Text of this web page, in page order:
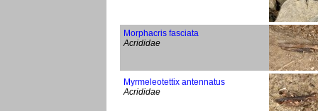
Morphacris fasciata
Acrididae
Myrmeleotettix antennatus
Acrididae